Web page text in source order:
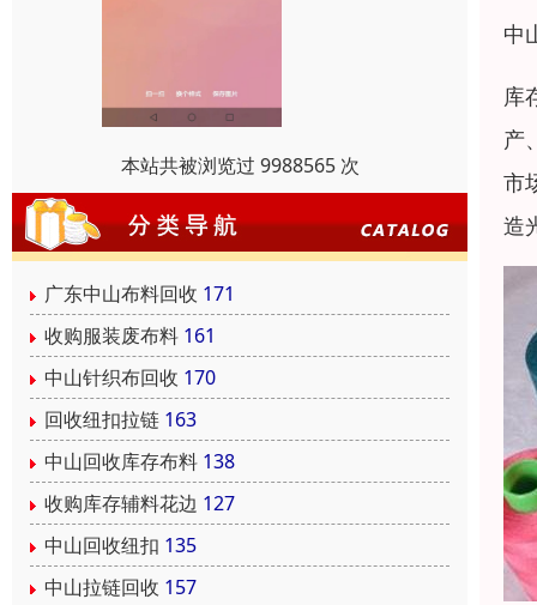
本站共被浏览过 9988565 次
广东中山布料回收 171
收购服装废布料 161
中山针织布回收 170
回收纽扣拉链 163
中山回收库存布料 138
收购库存辅料花边 127
中山回收纽扣 135
中山拉链回收 157
中
库
产
市
造